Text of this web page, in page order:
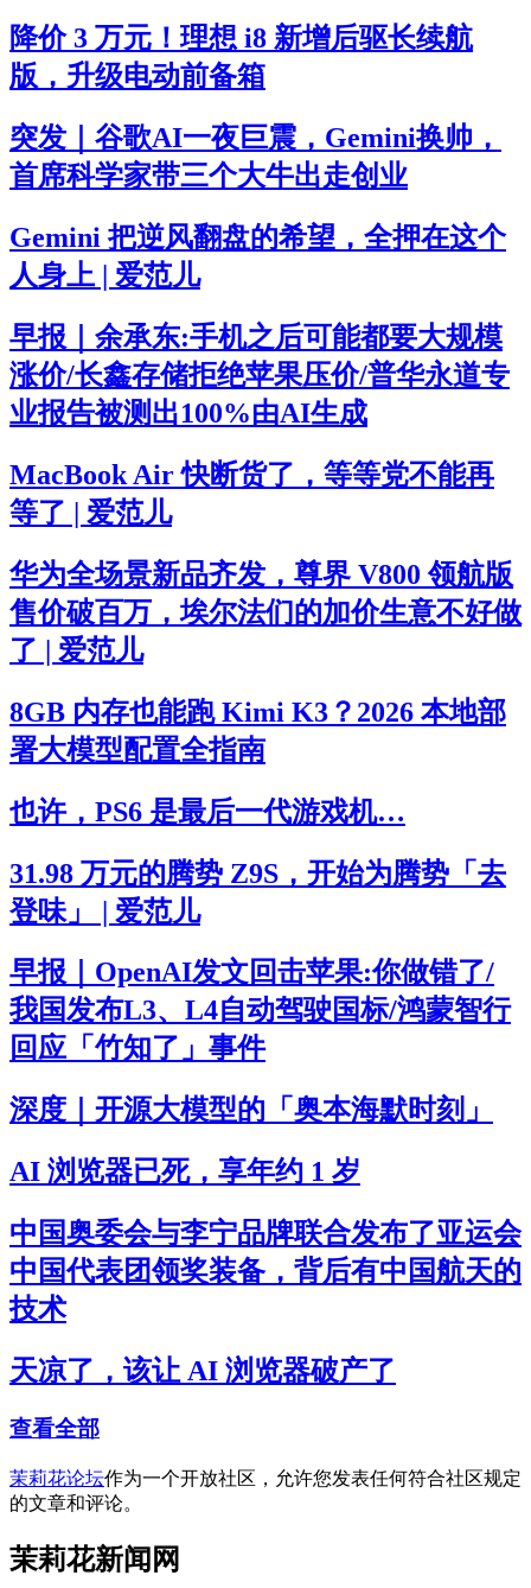
降价 3 万元！理想 i8 新增后驱长续航
版，升级电动前备箱
突发｜谷歌AI一夜巨震，Gemini换帅，
首席科学家带三个大牛出走创业
Gemini 把逆风翻盘的希望，全押在这个
人身上 | 爱范儿
早报｜余承东:手机之后可能都要大规模
涨价/长鑫存储拒绝苹果压价/普华永道专
业报告被测出100%由AI生成
MacBook Air 快断货了，等等党不能再
等了 | 爱范儿
华为全场景新品齐发，尊界 V800 领航版
售价破百万，埃尔法们的加价生意不好做
了 | 爱范儿
8GB 内存也能跑 Kimi K3？2026 本地部
署大模型配置全指南
也许，PS6 是最后一代游戏机…
31.98 万元的腾势 Z9S，开始为腾势「去
登味」 | 爱范儿
早报｜OpenAI发文回击苹果:你做错了/
我国发布L3、L4自动驾驶国标/鸿蒙智行
回应「竹知了」事件
深度｜开源大模型的「奥本海默时刻」
AI 浏览器已死，享年约 1 岁
中国奥委会与李宁品牌联合发布了亚运会
中国代表团领奖装备，背后有中国航天的
技术
天凉了，该让 AI 浏览器破产了
查看全部
茉莉花论坛作为一个开放社区，允许您发表任何符合社区规定
的文章和评论。
茉莉花新闻网